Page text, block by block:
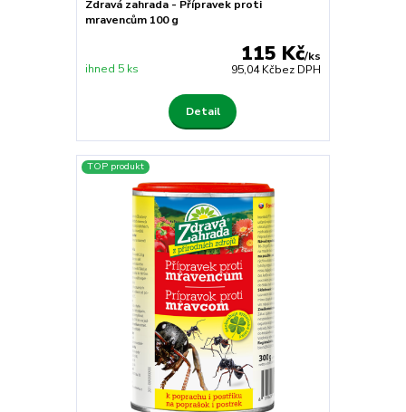
Zdravá zahrada - Přípravek proti
mravencům 100 g
115 Kč/ks
95,04 Kčbez DPH
ihned 5 ks
Detail
TOP produkt